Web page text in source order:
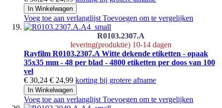
In Winkelwagen
Voeg toe aan verlanglijst Toevoegen om te vergelijken
R0103.2307.A
levering(produktie) 10-14 dagen
Rayfilm R0103.2307.A Witte dekende etiketten - opaak
35x35 mm - 48 per blad - 4800 etiketten per doos van 100
vel
€ 30,24 € 24,99 korting bij grotere afname
In Winkelwagen
Voeg toe aan verlanglijst Toevoegen om te vergelijken